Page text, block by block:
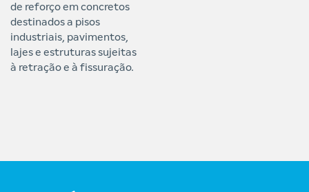
de reforço em concretos
destinados a pisos
industriais, pavimentos,
lajes e estruturas sujeitas
à retração e à fissuração.